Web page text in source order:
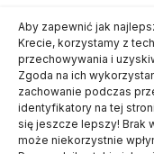
Aby zapewnić jak
Krecie, korzystamy z
przechowywania i
Zgoda na ich
zachowanie podczas
identyfikatory na tej
się jeszcze lepszy! Brak
może niekorzystnie
przez Krzysztof